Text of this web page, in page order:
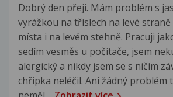
Dobrý den přeji. Mám problém s
vyrážkou na tříslech na levé
místa i na levém stehně. Pracuji
sedím vesměs u počítače, jsem
alergický a nikdy jsem se s ničím
chřipka neléčil. Ani žádný problém